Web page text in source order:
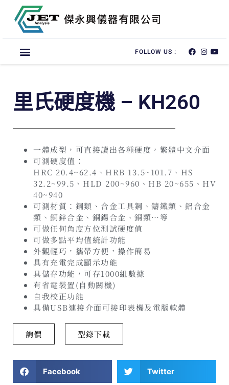
FOLLOW US :
里氏硬度機 – KH260
一體成型，可直接讀出各種硬度，繁體中文介面
可測硬度值：
HRC 20.4~62.4、HRB 13.5~101.7、HS
32.2~99.5、HLD 200~960、HB 20~655、HV
40~940
可測材質：鋼類、合金工具鋼、鑄鐵類、鋁合金
類、銅鋅合金、銅錫合金、銅類…等
可做任何角度方位測試硬度值
可做多點平均值統計功能
外觀輕巧，攜帶方便，操作簡易
具有充電完成顯示功能
具儲存功能，可存1000組數據
有省電裝置(自動關機)
自我校正功能
具備USB連接介面可接印表機及電腦軟體
詢價 型錄下載
Facebook Twitter